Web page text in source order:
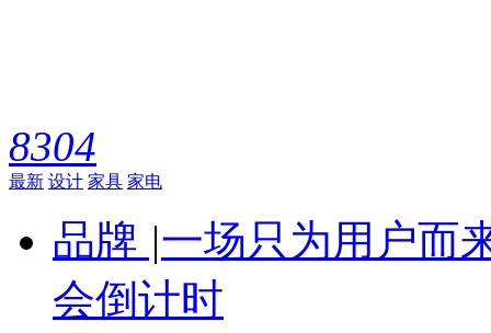
8304
最新 设计 家具 家电
品牌 |一场只为用户而
会倒计时